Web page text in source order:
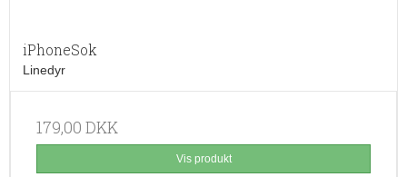
iPhoneSok
Linedyr
179,00 DKK
Vis produkt